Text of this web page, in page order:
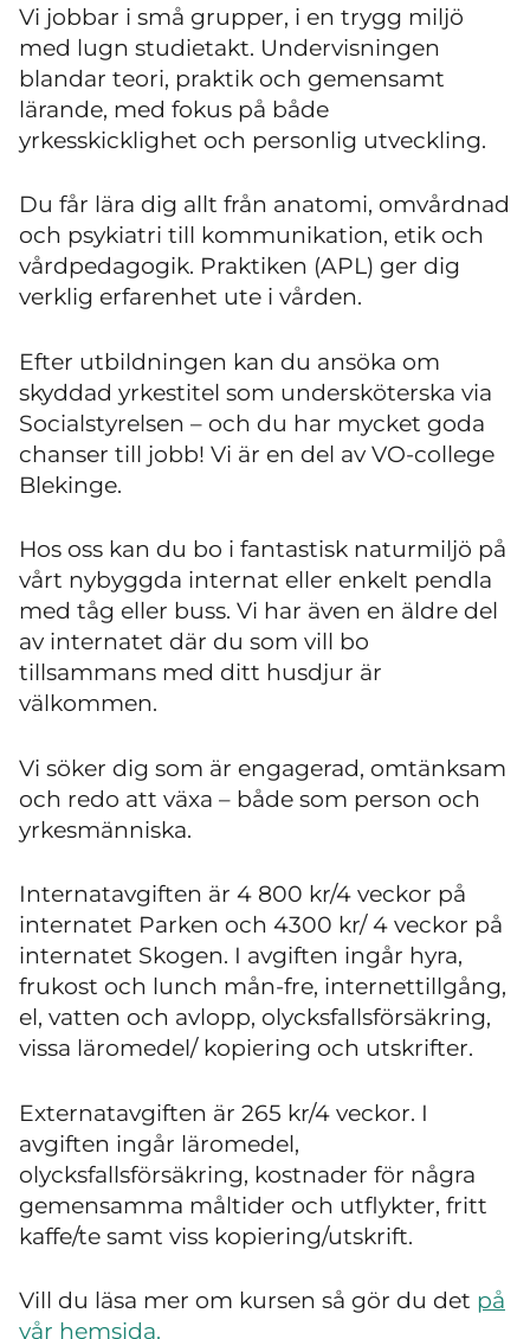
Vi jobbar i små grupper, i en trygg miljö
med lugn studietakt. Undervisningen
blandar teori, praktik och gemensamt
lärande, med fokus på både
yrkesskicklighet och personlig utveckling.
Du får lära dig allt från anatomi, omvårdnad
och psykiatri till kommunikation, etik och
vårdpedagogik. Praktiken (APL) ger dig
verklig erfarenhet ute i vården.
Efter utbildningen kan du ansöka om
skyddad yrkestitel som undersköterska via
Socialstyrelsen – och du har mycket goda
chanser till jobb! Vi är en del av VO-college
Blekinge.
Hos oss kan du bo i fantastisk naturmiljö på
vårt nybyggda internat eller enkelt pendla
med tåg eller buss. Vi har även en äldre del
av internatet där du som vill bo
tillsammans med ditt husdjur är
välkommen.
Vi söker dig som är engagerad, omtänksam
och redo att växa – både som person och
yrkesmänniska.
Internatavgiften är 4 800 kr/4 veckor på
internatet Parken och 4300 kr/ 4 veckor på
internatet Skogen. I avgiften ingår hyra,
frukost och lunch mån-fre, internettillgång,
el, vatten och avlopp, olycksfallsförsäkring,
vissa läromedel/ kopiering och utskrifter.
Externatavgiften är 265 kr/4 veckor. I
avgiften ingår läromedel,
olycksfallsförsäkring, kostnader för några
gemensamma måltider och utflykter, fritt
kaffe/te samt viss kopiering/utskrift.
Vill du läsa mer om kursen så gör du det på
vår hemsida.